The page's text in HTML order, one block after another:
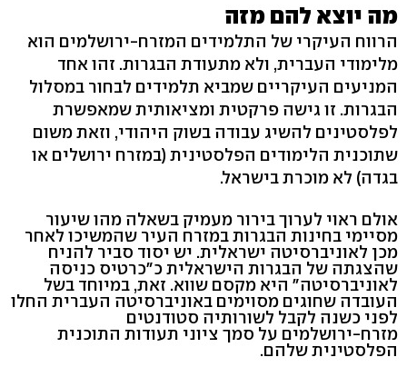
מה יוצא להם מזה
הרווח העיקרי של התלמידים המזרח-ירושלמים הוא
מלימודי העברית, ולא מתעודת הבגרות. זהו אחד
המניעים העיקריים שמביא תלמידים לבחור במסלול
הבגרות. זו גישה פרקטית ומציאותית שמאפשרת
לפלסטינים להשיג עבודה בשוק היהודי, וזאת משום
שתוכנית הלימודים הפלסטינית (במזרח ירושלים או
בגדה) לא מוכרת בישראל.
אולם ראוי לערוך בירור מעמיק בשאלה מהו שיעור
מסיימי בחינות הבגרות במזרח העיר שהמשיכו לאחר
מכן לאוניברסיטה ישראלית. יש יסוד סביר להניח
שהצגתה של הבגרות הישראלית כ"כרטיס כניסה
לאוניברסיטה" היא מקסם שווא. זאת, במיוחד בשל
העובדה שחוגים מסוימים באוניברסיטה העברית החלו
לפני כשנה לקבל לשורותיה סטודנטים
מזרח-ירושלמים על סמך ציוני תעודות התוכנית
הפלסטינית שלהם.